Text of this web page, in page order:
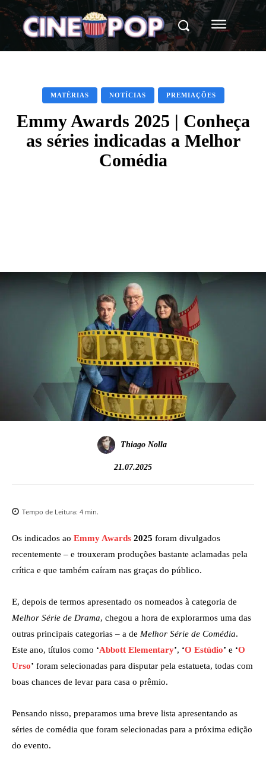
MATÉRIAS NOTÍCIAS PREMIAÇÕES
Emmy Awards 2025 | Conheça
as séries indicadas a Melhor
Comédia
Thiago Nolla
21.07.2025
Tempo de Leitura: 4 min.
Os indicados ao Emmy Awards 2025 foram divulgados
recentemente – e trouxeram produções bastante aclamadas pela
crítica e que também caíram nas graças do público.
E, depois de termos apresentado os nomeados à categoria de
Melhor Série de Drama, chegou a hora de explorarmos uma das
outras principais categorias – a de Melhor Série de Comédia.
Este ano, títulos como ‘Abbott Elementary’, ‘O Estúdio’ e ‘O
Urso’ foram selecionadas para disputar pela estatueta, todas com
boas chances de levar para casa o prêmio.
Pensando nisso, preparamos uma breve lista apresentando as
séries de comédia que foram selecionadas para a próxima edição
do evento.